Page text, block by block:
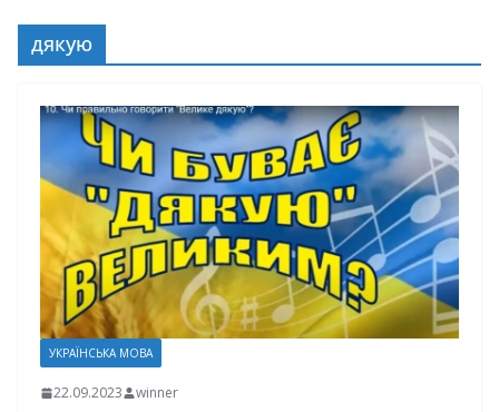
дякую
УКРАЇНСЬКА МОВА
22.09.2023 winner